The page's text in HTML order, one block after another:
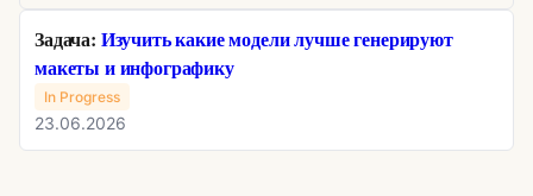
Задача: Изучить какие модели лучше генерируют
макеты и инфографику
In Progress
23.06.2026